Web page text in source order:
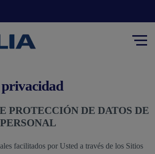
PROTECCIÓN DE DATOS DE
facilitados por Usted a través de los Sitios